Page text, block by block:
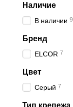
Наличие
В наличии 9
Бренд
ELCOR 7
Цвет
Серый 7
Тип крепежа